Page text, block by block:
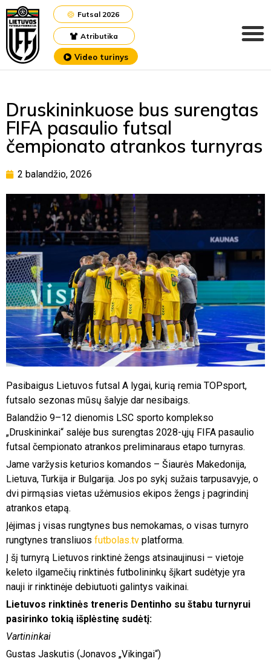
Atributika
Futsal 2026
Video turinys
Druskininkuose bus surengtas
FIFA pasaulio futsal
čempionato atrankos turnyras
2 balandžio, 2026
Pasibaigus Lietuvos futsal A lygai, kurią remia TOPsport,
futsalo sezonas mūsų šalyje dar nesibaigs.
Balandžio 9–12 dienomis LSC sporto komplekso
„Druskininkai“ salėje bus surengtas 2028-ųjų FIFA pasaulio
futsal čempionato atrankos preliminaraus etapo turnyras.
Jame varžysis keturios komandos – Šiaurės Makedonija,
Lietuva, Turkija ir Bulgarija. Jos po sykį sužais tarpusavyje, o
dvi pirmąsias vietas užėmusios ekipos žengs į pagrindinį
atrankos etapą.
Įėjimas į visas rungtynes bus nemokamas, o visas turnyro
rungtynes transliuos futbolas.tv platforma.
Į šį turnyrą Lietuvos rinktinė žengs atsinaujinusi – vietoje
keleto ilgamečių rinktinės futbolininkų šįkart sudėtyje yra
nauji ir rinktinėje debiutuoti galintys vaikinai.
Lietuvos rinktinės treneris Dentinho su štabu turnyrui
pasirinko tokią išplėstinę sudėtį:
Vartininkai
Gustas Jaskutis (Jonavos „Vikingai“)